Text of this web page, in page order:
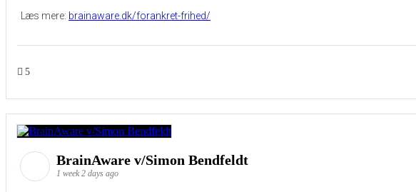
Læs mere: brainaware.dk/forankret-frihed/
5
BrainAware v/Simon Bendfeldt
1 week 2 days ago